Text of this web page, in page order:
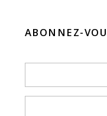
ABONNEZ-